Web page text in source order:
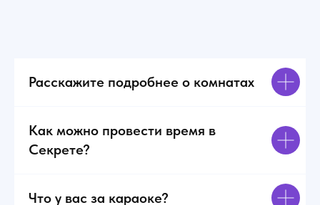
Расскажите подробнее о комнатах
Как можно провести время в
Секрете?
Что у вас за караоке?